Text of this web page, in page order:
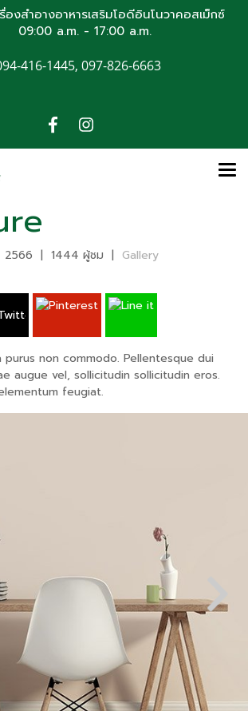
องสำอางอาหารเสริมโอดีอินโนวาคอสเม็กซ์
09:00 a.m. - 17:00 a.m.
416-1445, 097-826-6663
2566 | 1444 ผู้ชม | Gallery
non commodo. Pellentesque dui
augue vel, sollicitudin sollicitudin eros.
feugiat.